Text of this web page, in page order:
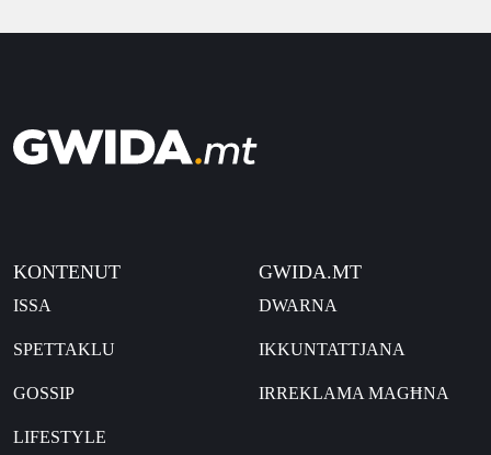
KONTENUT
ISSA
SPETTAKLU
GOSSIP
LIFESTYLE
GWIDA.MT
DWARNA
IKKUNTATTJANA
IRREKLAMA MAGĦNA